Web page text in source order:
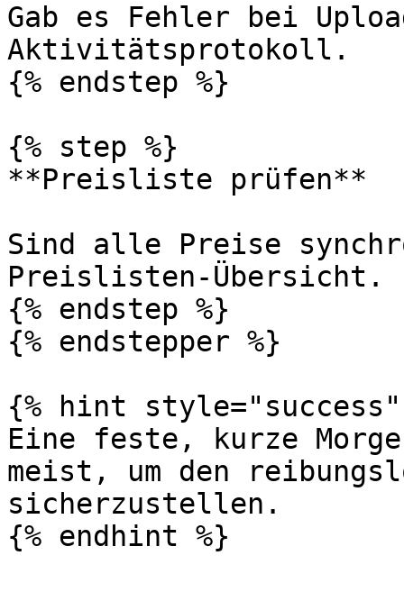
Gab es Fehler bei
Aktivitätsprotokoll.
{% endstep %}
{% step %}
**Preisliste prüfen**
Sind alle Preise
Preislisten-Übersicht.
{% endstep %}
{% endstepper %}
{% hint style="success"
Eine feste, kurze
meist, um den
sicherzustellen.
{% endhint %}